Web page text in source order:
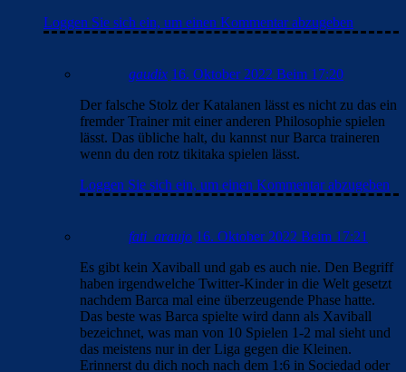
Loggen Sie sich ein, um einen Kommentar abzugeben
gaudix 16. Oktober 2022 Beim 17:20
Der falsche Stolz der Katalanen lässt es nicht zu das ein
fremder Trainer mit einer anderen Philosophie spielen
lässt. Das übliche halt, du kannst nur Barca traineren
wenn du den rotz tikitaka spielen lässt.
Loggen Sie sich ein, um einen Kommentar abzugeben
fati_araujo 16. Oktober 2022 Beim 17:21
Es gibt kein Xaviball und gab es auch nie. Den Begriff
haben irgendwelche Twitter-Kinder in die Welt gesetzt
nachdem Barca mal eine überzeugende Phase hatte.
Das beste was Barca spielte wird dann als Xaviball
bezeichnet, was man von 10 Spielen 1-2 mal sieht und
das meistens nur in der Liga gegen die Kleinen.
Erinnerst du dich noch nach dem 1:6 in Sociedad oder